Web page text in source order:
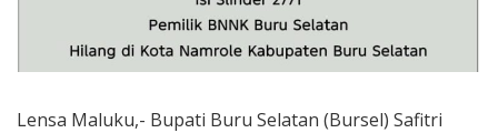
Lensa Maluku,- Bupati Buru Selatan (Bursel) Safitri